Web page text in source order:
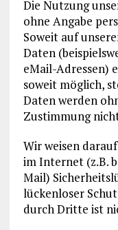
Die Nutzung
ohne Angabe
Soweit auf
Daten
eMail-Adressen)
soweit möglich,
Daten werden
Zustimmung
Wir weisen
im Internet (z.B.
Mail)
lückenloser
durch Dritte ist